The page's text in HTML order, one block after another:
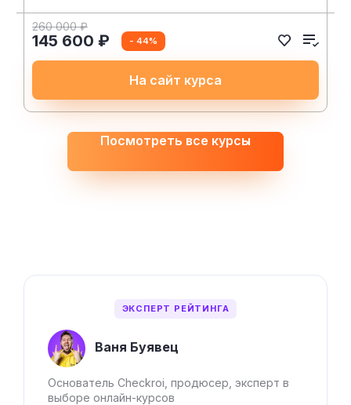
ЭКСПЕРТ РЕЙТИНГА
Ваня Буявец
Основатель Checkroi, продюсер, эксперт в
выборе онлайн-курсов
260 000 ₽
145 600 ₽ - 44%
На сайт курса
Посмотреть все курсы